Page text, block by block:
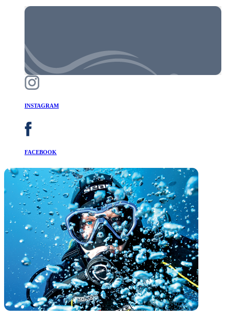
INSTAGRAM
FACEBOOK